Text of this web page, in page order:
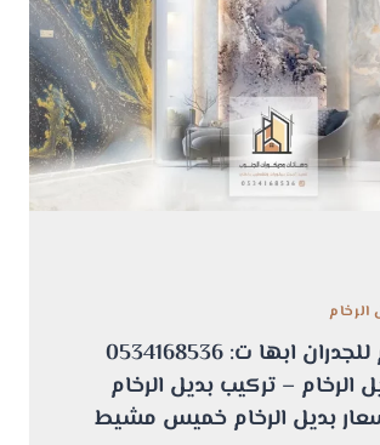
الرخام
شبيه الرخام للجدران ابها ت: 0534168536
الرخام – تركيب بديل الرخام
بديل الرخام خميس مشيط